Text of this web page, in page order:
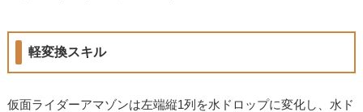
軽変換スキル
仮面ライダーアマゾンは左端縦1列を水ドロップに変化し、水ド